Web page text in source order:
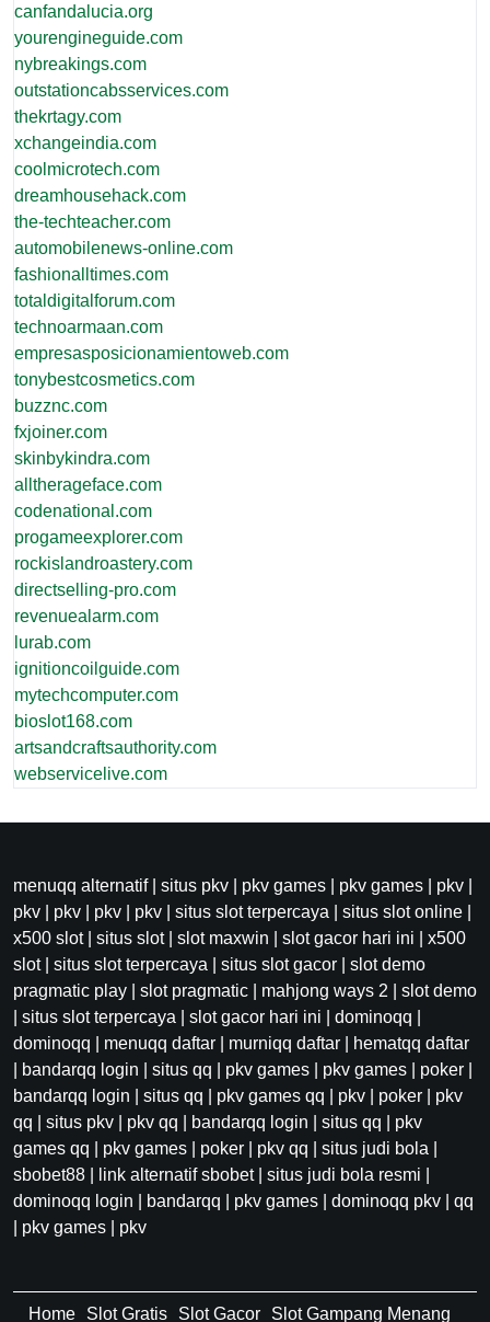
canfandalucia.org
yourengineguide.com
nybreakings.com
outstationcabsservices.com
thekrtagy.com
xchangeindia.com
coolmicrotech.com
dreamhousehack.com
the-techteacher.com
automobilenews-online.com
fashionalltimes.com
totaldigitalforum.com
technoarmaan.com
empresasposicionamientoweb.com
tonybestcosmetics.com
buzznc.com
fxjoiner.com
skinbykindra.com
alltherageface.com
codenational.com
progameexplorer.com
rockislandroastery.com
directselling-pro.com
revenuealarm.com
lurab.com
ignitioncoilguide.com
mytechcomputer.com
bioslot168.com
artsandcraftsauthority.com
webservicelive.com
menuqq alternatif| situs pkv pkv games pkv games pkv
pkv
pkv pkv pkv situs slot terpercaya situs slot online
x500 slot| situs slot| slot maxwin slot gacor hari ini
x500
slot| situs slot terpercaya situs slot gacor
slot demo
pragmatic play
slot pragmatic mahjong ways 2
slot demo
situs slot terpercaya slot gacor hari ini dominoqq
dominoqq
menuqq daftar murniqq daftar
hematqq daftar
bandarqq login situs qq pkv games pkv games poker
bandarqq login
situs qq pkv games qq pkv poker
pkv
qq
situs pkv pkv qq bandarqq login situs qq
pkv
games qq
pkv games poker pkv qq situs judi bola
sbobet88
link alternatif sbobet| situs judi bola resmi
dominoqq login
bandarqq pkv games dominoqq pkv
qq
pkv games pkv
Home Slot Gratis Slot Gacor Slot Gampang Menang